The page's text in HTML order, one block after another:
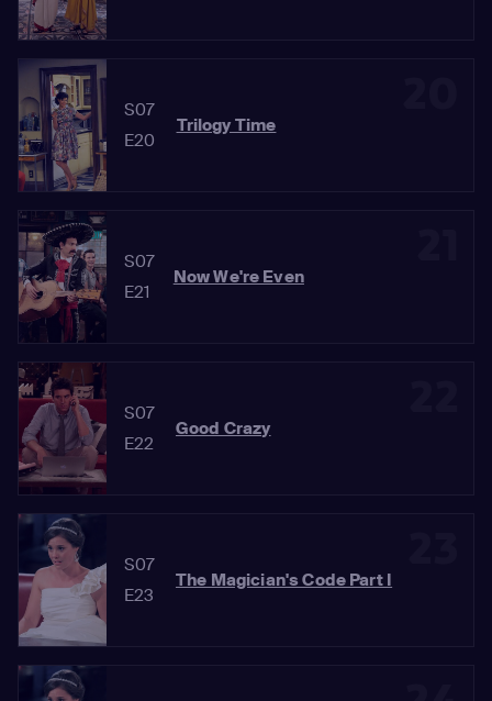
S07
E20
Trilogy Time
S07
E21
Now We're Even
S07
E22
Good Crazy
S07
E23
The Magician's Code Part I